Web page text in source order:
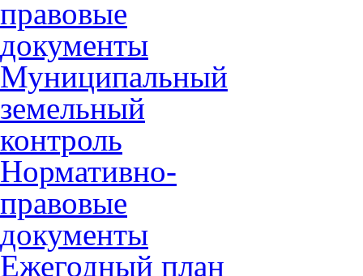
правовые
документы
Муниципальный
земельный
контроль
Нормативно-
правовые
документы
Ежегодный план